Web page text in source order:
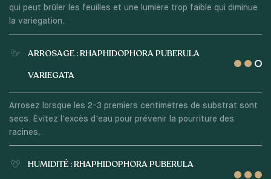
qui peut brûler les feuilles et une lumière trop faible qui diminue
la variegation.
ARROSAGE : RHAPHIDOPHORA PUBERULA
VARIEGATA
Arrosez lorsque les 2-3 premiers centimètres de substrat sont
secs. Évitez l'excès d'eau pour prévenir la pourriture des
racines.
HUMIDITÉ : RHAPHIDOPHORA PUBERULA